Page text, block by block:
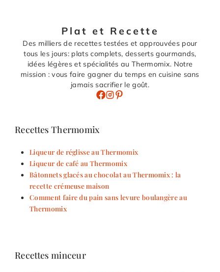
Plat et Recette
Des milliers de recettes testées et approuvées pour
tous les jours: plats complets, desserts gourmands,
idées légères et spécialités au Thermomix. Notre
mission : vous faire gagner du temps en cuisine sans
jamais sacrifier le goût.
Recettes Thermomix
Liqueur de réglisse au Thermomix
Liqueur de café au Thermomix
Bâtonnets glacés au chocolat au Thermomix : la
recette crémeuse maison
Comment faire du pain sans levure boulangère au
Thermomix
Recettes minceur